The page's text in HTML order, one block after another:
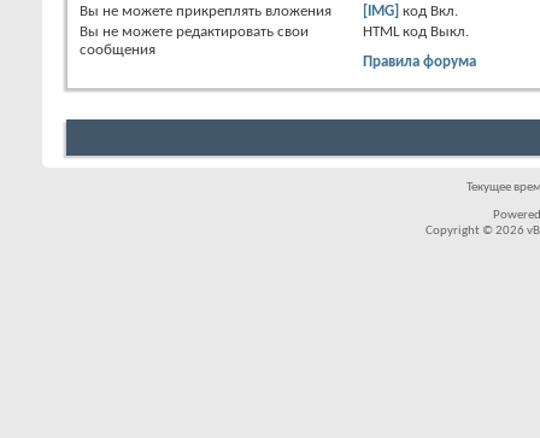
Вы не можете прикреплять вложения
Вы не можете редактировать свои
сообщения
[IMG] код Вкл.
HTML код Выкл.
Правила форума
Текущее
Copyright © 2026